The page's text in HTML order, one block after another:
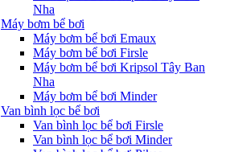
Nha
Máy bơm bể bơi
Máy bơm bể bơi Emaux
Máy bơm bể bơi Firsle
Máy bơm bể bơi Kripsol Tây Ban
Nha
Máy bơm bể bơi Minder
Van bình lọc bể bơi
Van bình lọc bể bơi Firsle
Van bình lọc bể bơi Minder